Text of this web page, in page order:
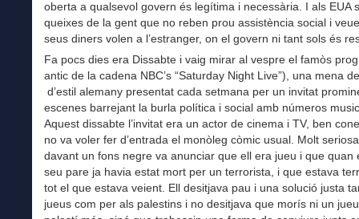
oberta a qualsevol govern és legítima i necessària. I als EUA
queixes de la gent que no reben prou assistència social i
seus diners volen a l’estranger, on el govern ni tant sols és
Fa pocs dies era Dissabte i vaig mirar al vespre el famòs
antic de la cadena NBC’s “Saturday Night Live”), una mena
d’estil alemany presentat cada setmana per un invitat
escenes barrejant la burla política i social amb números
Aquest dissabte l’invitat era un actor de cinema i TV, ben
no va voler fer d’entrada el monòleg còmic usual. Molt
davant un fons negre va anunciar que ell era jueu i que quan
seu pare ja havia estat mort per un terrorista, i que estava
tot el que estava veient. Ell desitjava pau i una solució justa
jueus com per als palestins i no desitjava que morís ni un